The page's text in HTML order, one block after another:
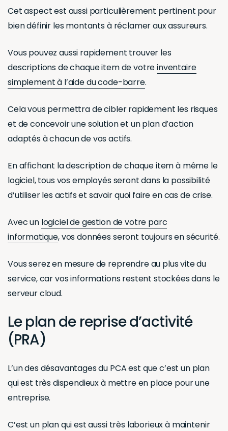
Cet aspect est aussi particulièrement pertinent pour
bien définir les montants à réclamer aux assureurs.
Vous pouvez aussi rapidement trouver les
descriptions de chaque item de votreinventaire
simplement à l’aide du code-barre.
Cela vous permettra de cibler rapidement les risques
et de concevoir une solution et un plan d’action
adaptés à chacun de vos actifs.
En affichant la description de chaque item à même le
logiciel, tous vos employés seront dans la possibilité
d’utiliser les actifs et savoir quoi faire en cas de crise.
Avec un logiciel de gestion de votre parc
informatique, vos données seront toujours en sécurité.
Vous serez en mesure de reprendre au plus vite du
service, car vos informations restent stockées dans le
serveur cloud.
Le plan de reprise d’activité
(PRA)
L’un des désavantages du PCA est que c’est un plan
qui est très dispendieux à mettre en place pour une
entreprise.
C’est un plan qui est aussi très laborieux à maintenir